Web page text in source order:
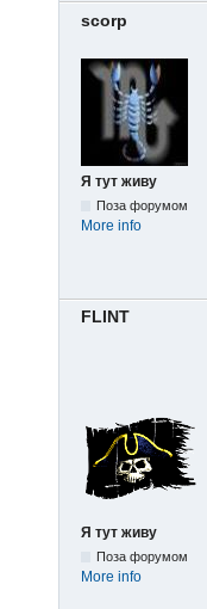
scorp
Я тут живу
Поза форумом
More info
FLINT
Я тут живу
Поза форумом
More info